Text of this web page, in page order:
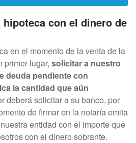
con el dinero de
en el momento de la venta de la
primer lugar, solicitar a nuestro
deuda pendiente con
la cantidad que aún
deberá solicitar a su banco, por
de firmar en la notaría emita
entidad con el importe que
con el dinero sobrante.